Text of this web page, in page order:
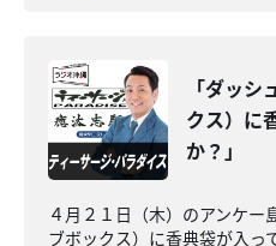
「ダッ
クス）に
か？」
４月２１日（木）のアンケー
ブボックス）に香典袋が入